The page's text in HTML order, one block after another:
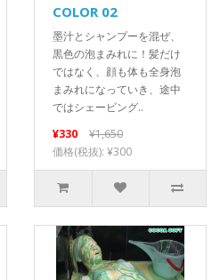
COLOR 02
墨汁とシャンプーを混ぜ、
黒色の泡まみれに！髪だけ
ではなく、顔も体も全身泡
まみれになっていき、途中
ではシェービング..
¥330
¥1,650
価格(税抜): ¥300